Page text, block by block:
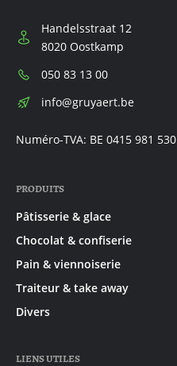
Handelsstraat 12
8020 Oostkamp
Téléphone:
050 83 13 00
E-
info@gruyaert.be
Numéro-TVA: BE 0415 981 530
PRODUITS
Pâtisserie & glace
Chocolat & confiserie
Pain & viennoiserie
Traiteur & take away
Divers
LIENS UTILES